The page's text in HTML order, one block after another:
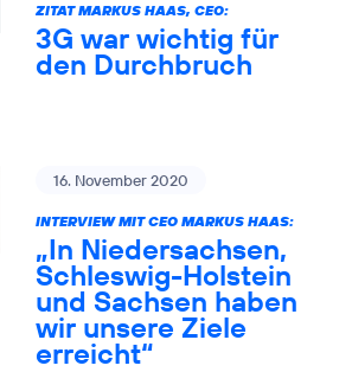
ZITAT MARKUS HAAS, CEO:
3G war wichtig für
den Durchbruch
16. November 2020
INTERVIEW MIT CEO MARKUS HAAS:
„In Niedersachsen,
Schleswig-Holstein
und Sachsen haben
wir unsere Ziele
erreicht“